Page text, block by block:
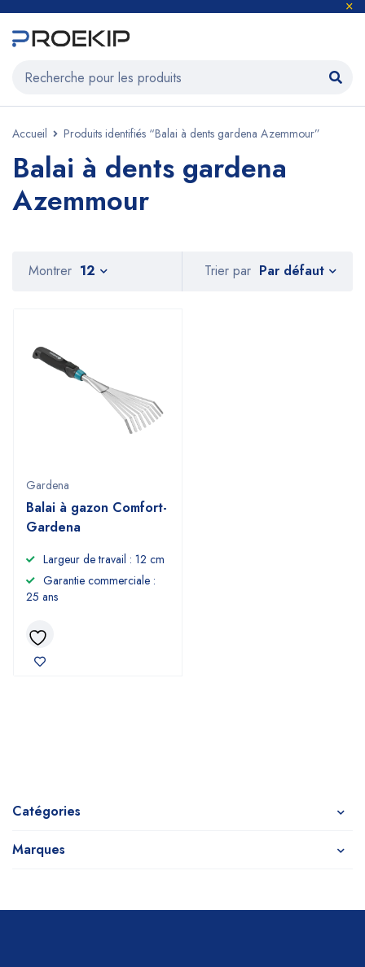
Accueil Produits identifiés “Balai à dents gardena Azemmour”
Balai à dents gardena
Azemmour
Catégories
Marques
Trier par Par défaut
Montrer 12
Gardena
Balai à gazon Comfort-
Gardena
Largeur de travail : 12 cm
Garantie commerciale :
25 ans